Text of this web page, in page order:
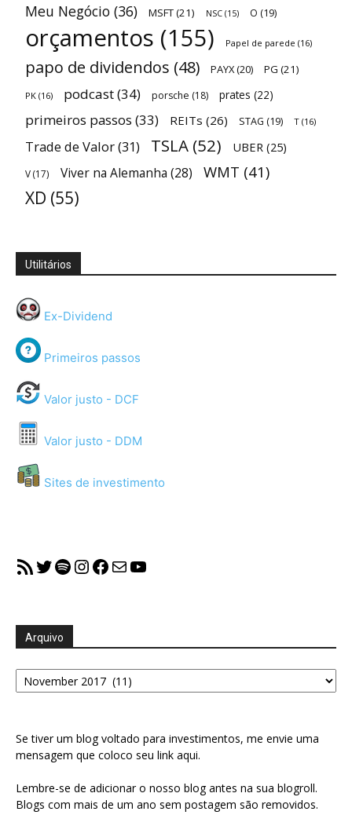
Meu Negócio (36) MSFT(21) NSC (15) O (19)
orçamentos (155) Papel de parede (16)
papo de dividendos (48) PAYX(20) PG (21)
PK (16) podcast(34) porsche (18) prates (22)
primeiros passos (33) REITs (26) STAG (19) T (16)
Trade de Valor(31) TSLA (52) UBER (25)
V(17) Viver na Alemanha (28) WMT (41)
XD (55)
Utilitários
Ex-Dividend
Primeiros passos
Valor justo - DCF
Valor justo - DDM
Sites de investimento
RSS FeedTwitter
Spotify
Instagram
Facebook
MailYouTube
Arquivo
Arquivo
Se tiver um blog voltado para investimentos, me envie uma
mensagem que coloco seu link aqui.
Lembre-se de adicionar o nosso blog antes na sua blogroll.
Blogs com mais de um ano sem postagem são removidos.